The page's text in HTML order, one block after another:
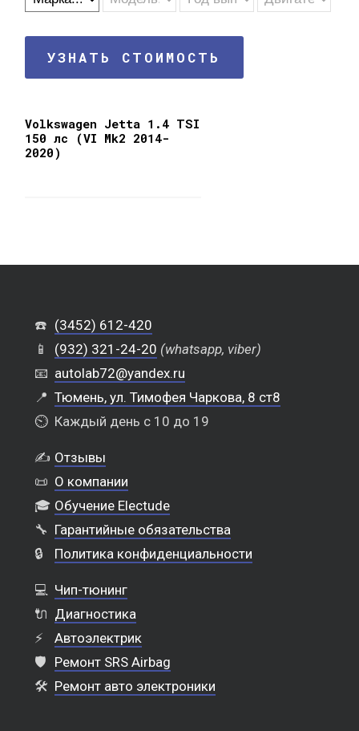
УЗНАТЬ СТОИМОСТЬ
Volkswagen Jetta 1.4 TSI
150 лс (VI Mk2 2014-
2020)
☎️ (3452) 612-420
📱
(932) 321-24-20 (whatsapp, viber)
📧 autolab72@yandex.ru
📍 Тюмень, ул. Тимофея Чаркова, 8 ст8
⏲️ Каждый день с 10 до 19
✍️ Отзывы
📜 О компании
🎓 Обучение Electude
🔧 Гарантийные обязательства
🔒
Политика конфиденциальности
💻 Чип-тюнинг
🔌 Диагностика
⚡
Автоэлектрик
🛡️ Ремонт SRS Airbag
🛠️ Ремонт авто электроники